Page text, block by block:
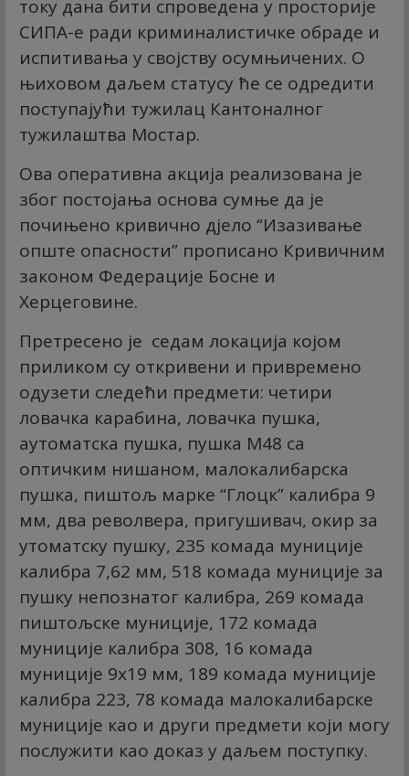
току дана бити спроведена у просторије
СИПА-е ради криминалистичке обраде и
испитивања у својству осумњичених. О
њиховом даљем статусу ће се одредити
поступајући тужилац Кантоналног
тужилаштва Мостар.
Ова оперативна акција реализована је
због постојања основа сумње да је
почињено кривично дјело “Изазивање
опште опасности” прописано Кривичним
законом Федерације Босне и
Херцеговине.
Претресено је седам локација којом
приликом су откривени и привремено
одузети следећи предмети: четири
ловачка карабина, ловачка пушка,
аутоматска пушка, пушка М48 са
оптичким нишаном, малокалибарска
пушка, пиштољ марке “Глоцк” калибра 9
мм, два револвера, пригушивач, окир за
утоматску пушку, 235 комада муниције
калибра 7,62 мм, 518 комада муниције за
пушку непознатог калибра, 269 комада
пиштољске муниције, 172 комада
муниције калибра 308, 16 комада
муниције 9x19 мм, 189 комада муниције
калибра 223, 78 комада малокалибарске
муниције као и други предмети који могу
послужити као доказ у даљем поступку.